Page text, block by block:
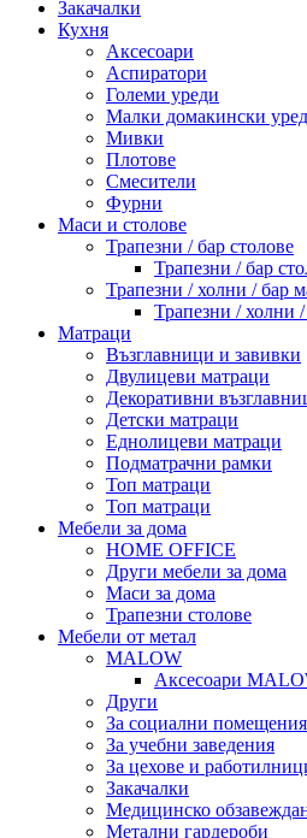
Закачалки
Кухня
Аксесоари
Аспиратори
Големи уреди
Малки домакински
Мивки
Плотове
Смесители
Фурни
Маси и столове
Трапезни / бар столове
Трапезни / бар
Трапезни / холни / бар
Трапезни / холни
Матраци
Възглавници и завивки
Двулицеви матраци
Декоративни
Детски матраци
Еднолицеви матраци
Подматрачни рамки
Топ матраци
Топ матраци
Мебели за дома
HOME OFFICE
Други мебели за дома
Маси за дома
Трапезни столове
Мебели от метал
MALOW
Аксесоари
Други
За социални помещения
За учебни заведения
За цехове и
Закачалки
Медицинско
Метални гардероби